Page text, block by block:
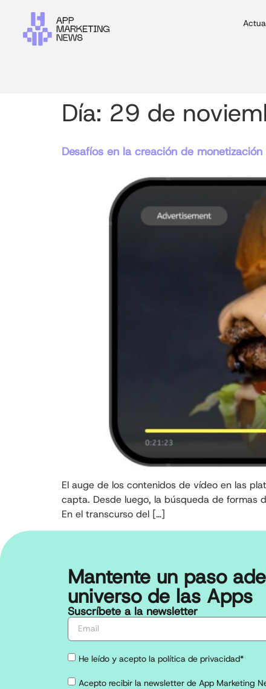
Día: 29 de
Desafíos en la creación de
El auge de los contenidos de vídeo en las
capta. Desde luego, la búsqueda de formas
En el transcurso del […]
Mantente un paso
universo de las Apps
Suscríbete a la newsletter
He leído y acepto la política de privacidad*
Acepto recibir la newsletter de App Marketing